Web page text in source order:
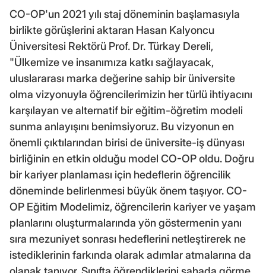
CO-OP'un 2021 yılı staj döneminin başlamasıyla
birlikte görüşlerini aktaran Hasan Kalyoncu
Üniversitesi Rektörü Prof. Dr. Türkay Dereli,
"Ülkemize ve insanımıza katkı sağlayacak,
uluslararası marka değerine sahip bir üniversite
olma vizyonuyla öğrencilerimizin her türlü ihtiyacını
karşılayan ve alternatif bir eğitim-öğretim modeli
sunma anlayışını benimsiyoruz. Bu vizyonun en
önemli çıktılarından birisi de üniversite-iş dünyası
birliğinin en etkin olduğu model CO-OP oldu. Doğru
bir kariyer planlaması için hedeflerin öğrencilik
döneminde belirlenmesi büyük önem taşıyor. CO-
OP Eğitim Modelimiz, öğrencilerin kariyer ve yaşam
planlarını oluşturmalarında yön göstermenin yanı
sıra mezuniyet sonrası hedeflerini netleştirerek ne
istediklerinin farkında olarak adımlar atmalarına da